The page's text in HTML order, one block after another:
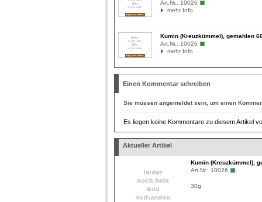
Art.Nr.: 10026
mehr Info
Kumin (Kreuzkümmel), gemahlen
Art.Nr.: 10026
mehr Info
Einen Kommentar schreiben
Sie müssen angemeldetsein, um einen
Es liegen keine Kommentare zu diesem Artikel
Aktueller Artikel
Kumin (Kreuzkümmel),
Art.Nr.: 10026
30g